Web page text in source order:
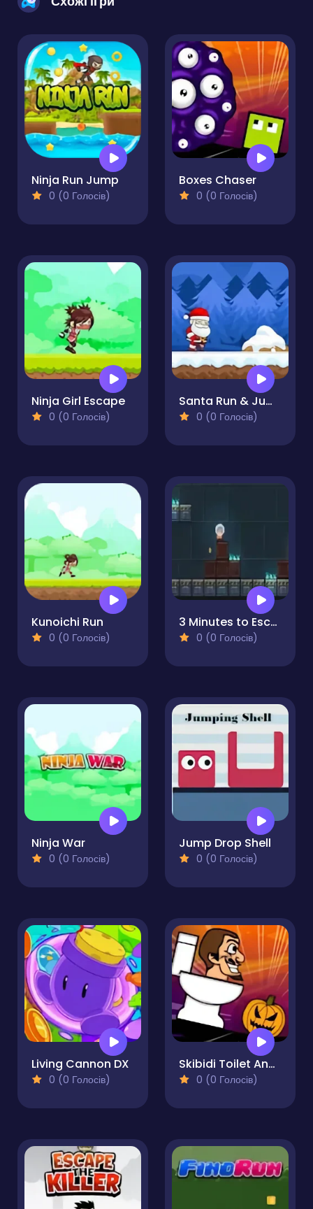
Ninja Run Jump
0 (0 Голосів)
Boxes Chaser
0 (0 Голосів)
Ninja Girl Escape
0 (0 Голосів)
Santa Run & Jump
0 (0 Голосів)
Kunoichi Run
0 (0 Голосів)
3 Minutes to Escape
0 (0 Голосів)
Ninja War
0 (0 Голосів)
Jump Drop Shell
0 (0 Голосів)
Living Cannon DX
0 (0 Голосів)
Skibidi Toilet And The Pumpkin
0 (0 Голосів)